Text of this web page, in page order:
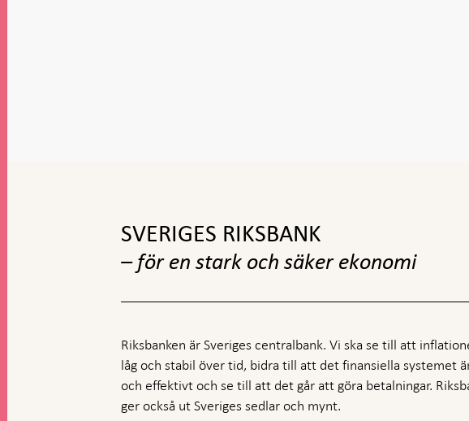
SVERIGES RIKSBANK
– för en stark och säker ekonomi
Riksbanken är Sveriges centralbank. Vi ska se till att
låg och stabil över tid, bidra till att det finansiella systemet
och effektivt och se till att det går att göra betalningar.
ger också ut Sveriges sedlar och mynt.